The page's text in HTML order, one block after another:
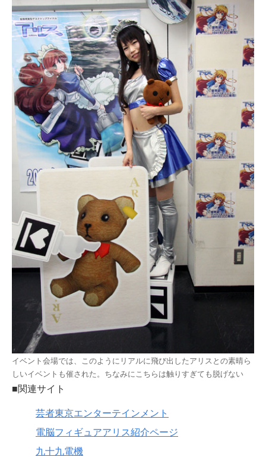
イベント会場では、このようにリアルに飛び出したアリスとの素晴ら
しいイベントも催された。ちなみにこちらは触りすぎても脱げない
■関連サイト
芸者東京エンターテインメント
電脳フィギュアアリス紹介ページ
九十九電機